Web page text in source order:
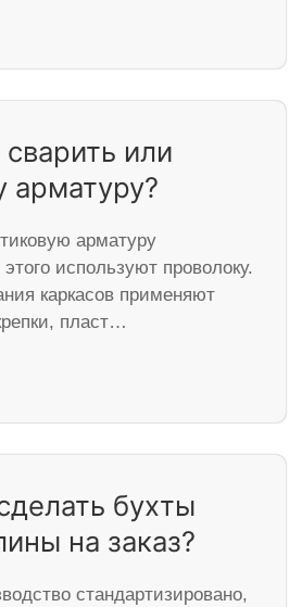
или
арматуру?
арматуру
используют проволоку.
каркасов применяют
пласт…
бухты
на заказ?
стандартизировано,